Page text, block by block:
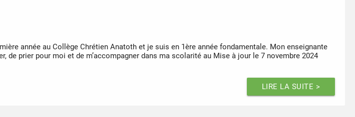
année au Collège Chrétien Anatoth et je suis en 1ère année fondamentale. Mon enseignante
prier pour moi et de m’accompagner dans ma scolarité au Mise à jour le 7 novembre 2024
LIRE LA SUITE >